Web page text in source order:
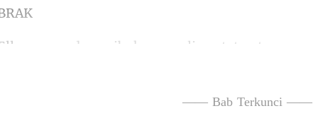
R
—— Bab Terkunci ——